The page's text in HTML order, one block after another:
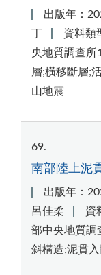
出版年：
丁
資料類
央地質調查所
層;橫移斷層;
山地震
69
南部陸上泥
出版年：
呂佳柔
資
部中央地質調
斜構造;泥貫